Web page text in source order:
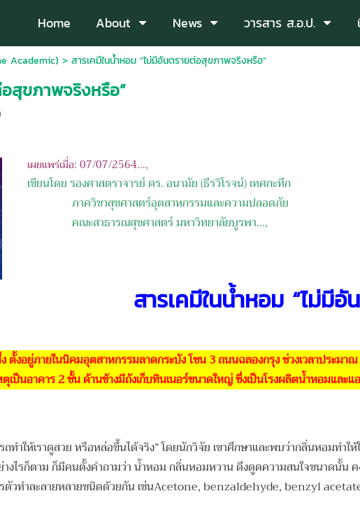
Home About News วารสาร ส.อ.ป.
Academic) > สารเคมีในน้ำหอม “ไม่มีอันตรายต่อสุขภาพจริงหรือ”
สุขภาพจริงหรือ”
เผยแพร่เมื่อ: 07/07/2564...,
เขียนโดย รองศาสตราจารย์ ดร. อนามัย (ธีรวิโรจน์) เทศกะทึก
ภาควิชาสุขศาสตร์อุตสาหกรรมและความปลอดภัย
คณะสาธารณสุขศาสตร์ มหาวิทยาลัยบูรพา...,
สารเคมีในน้ำหอม “ไม่มี
อยู่ภายในนิคมอุตสาหกรรมลาดกระบัง โซน 3 ถนนฉลองกรุง ช่วงเวลาประมา
เป็นอาคาร 2 ชั้น ด้านข้างมีถังเก็บทินเนอร์ขนาดใหญ่ ซึ่งเป็นโรงผลิตน้ำหอมและ
ทำให้เราดูสวย หรือหล่อขึ้นได้จริง” โดยนักวิจัย เขาศึกษาและพบว่ากลิ่นหอมท
งไรก็ตาม ก็มีคนตั้งคำถามว่า น้ำหอม กลิ่นหอมหวาน ดึงดูดความสนใจขนาดนั้น
รตัวทำละลายหลายชนิดด้วยกัน เช่นAcetone, benzaldehyde, benzyl